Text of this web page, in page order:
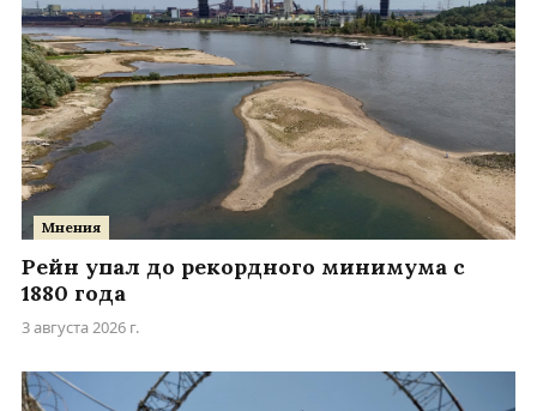
Мнения
Рейн упал до рекордного минимума с
1880 года
3 августа 2026 г.